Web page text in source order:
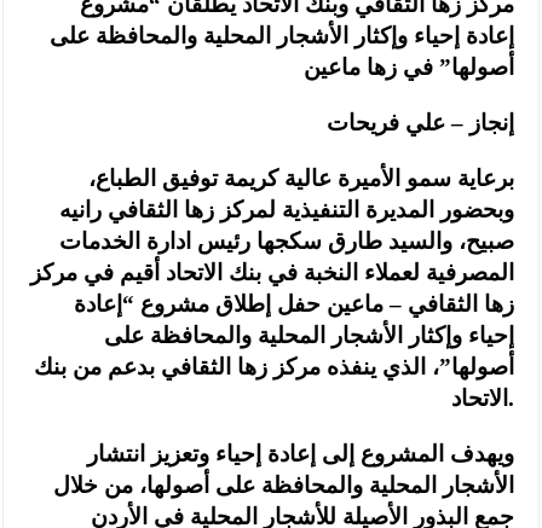
إعادة إحياء وإكثار الأشجار المحلية والمحافظة على
أصولها” في زها ماعين
إنجاز – علي فريحات
برعاية سمو الأميرة عالية كريمة توفيق الطباع،
وبحضور المديرة التنفيذية لمركز زها الثقافي رانيه
صبيح، والسيد طارق سكجها رئيس ادارة الخدمات
المصرفية لعملاء النخبة في بنك الاتحاد أقيم في مركز
زها الثقافي – ماعين حفل إطلاق مشروع “إعادة
إحياء وإكثار الأشجار المحلية والمحافظة على
أصولها”، الذي ينفذه مركز زها الثقافي بدعم من بنك
الاتحاد.
ويهدف المشروع إلى إعادة إحياء وتعزيز انتشار
الأشجار المحلية والمحافظة على أصولها، من خلال
جمع البذور الأصيلة للأشجار المحلية في الأردن